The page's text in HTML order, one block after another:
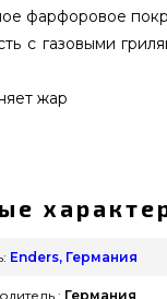
фарфоровое
с газовыми
жар
производителя
цене всего 4 315
Enders, Германия
: Германия